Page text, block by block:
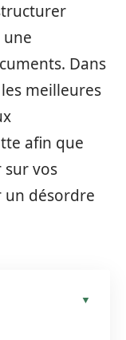
une
Dans
meilleures
afin que
sur vos
un désordre